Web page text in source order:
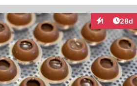
1
Interaktionen
28d